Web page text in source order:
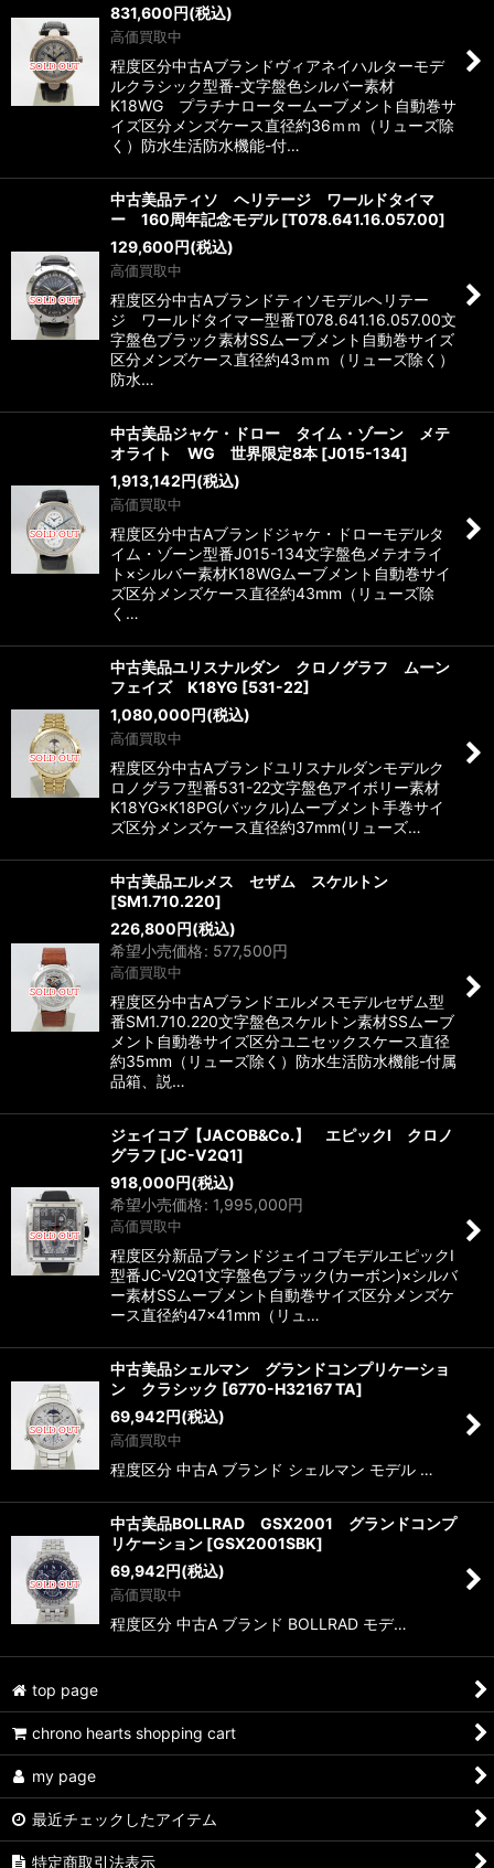
831,600円(税込)
高価買取中
程度区分中古Aブランドヴィアネイハルターモデ
ルクラシック型番-文字盤色シルバー素材
K18WG プラチナロータームーブメント自動巻サ
イズ区分メンズケース直径約36ｍｍ（リューズ除
く）防水生活防水機能-付…
中古美品ティソ ヘリテージ ワールドタイマ
ー 160周年記念モデル [T078.641.16.057.00]
129,600円(税込)
高価買取中
程度区分中古Aブランドティソモデルヘリテー
ジ ワールドタイマー型番T078.641.16.057.00文
字盤色ブラック素材SSムーブメント自動巻サイズ
区分メンズケース直径約43ｍｍ（リューズ除く）
防水…
中古美品ジャケ・ドロー タイム・ゾーン メテ
オライト WG 世界限定8本 [J015-134]
1,913,142円(税込)
高価買取中
程度区分中古Aブランドジャケ・ドローモデルタ
イム・ゾーン型番J015-134文字盤色メテオライ
ト×シルバー素材K18WGムーブメント自動巻サイ
ズ区分メンズケース直径約43mm（リューズ除
く…
中古美品ユリスナルダン クロノグラフ ムーン
フェイズ K18YG [531-22]
1,080,000円(税込)
高価買取中
程度区分中古Aブランドユリスナルダンモデルク
ロノグラフ型番531-22文字盤色アイボリー素材
K18YG×K18PG(バックル)ムーブメント手巻サイ
ズ区分メンズケース直径約37mm(リューズ…
中古美品エルメス セザム スケルトン
[SM1.710.220]
226,800円(税込)
希望小売価格: 577,500円
高価買取中
程度区分中古Aブランドエルメスモデルセザム型
番SM1.710.220文字盤色スケルトン素材SSムーブ
メント自動巻サイズ区分ユニセックスケース直径
約35mm（リューズ除く）防水生活防水機能-付属
品箱、説…
ジェイコブ【JACOB&Co.】 エピックI クロノ
グラフ [JC-V2Q1]
918,000円(税込)
希望小売価格: 1,995,000円
高価買取中
程度区分新品ブランドジェイコブモデルエピックI
型番JC-V2Q1文字盤色ブラック(カーボン)×シルバ
ー素材SSムーブメント自動巻サイズ区分メンズケ
ース直径約47×41mm（リュ…
中古美品シェルマン グランドコンプリケーショ
ン クラシック [6770-H32167 TA]
69,942円(税込)
高価買取中
程度区分 中古A ブランド シェルマン モデル …
中古美品BOLLRAD GSX2001 グランドコンプ
リケーション [GSX2001SBK]
69,942円(税込)
高価買取中
程度区分 中古A ブランド BOLLRAD モデ…
top page
chrono hearts shopping cart
my page
最近チェックしたアイテム
特定商取引法表示